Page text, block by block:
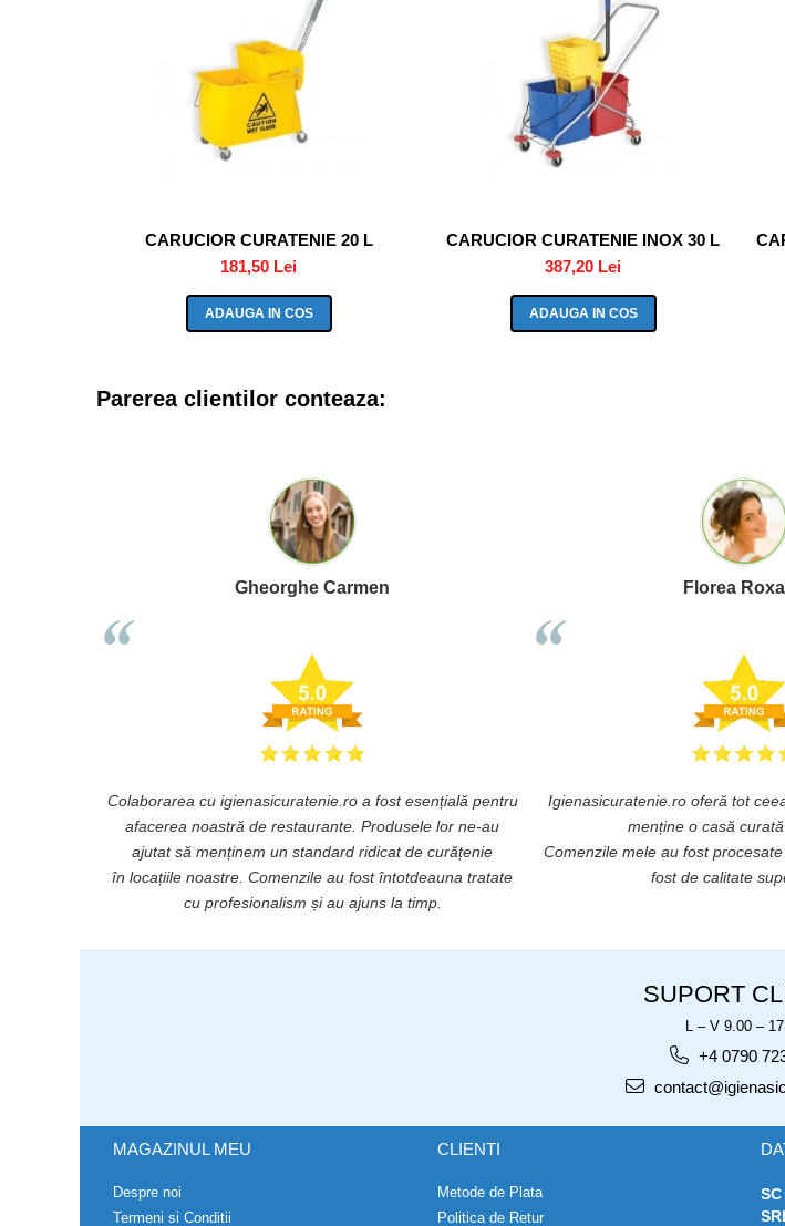
CARUCIOR CURATENIE 20 L
181,50 Lei
ADAUGA IN COS
CARUCIOR CURATENIE INOX 30 L
387,20 Lei
ADAUGA IN COS
Parerea clientilor conteaza:
Gheorghe Carmen
Colaborarea cu igienasicuratenie.ro a fost esențială pentru
afacerea noastră de restaurante. Produsele lor ne-au
ajutat să menținem un standard ridicat de curățenie
în locațiile noastre. Comenzile au fost întotdeauna tratate
cu profesionalism și au ajuns la timp.
Florea
Igienasicuratenie.ro oferă tot
menține o casă curată
Comenzile mele au fost
fost de calitate
SUPORT
L – V 9.00 –
+4 0790
MAGAZINUL MEU
Despre noi
Termeni si Conditii
CLIENTI
Metode de Plata
Politica de Retur
SC